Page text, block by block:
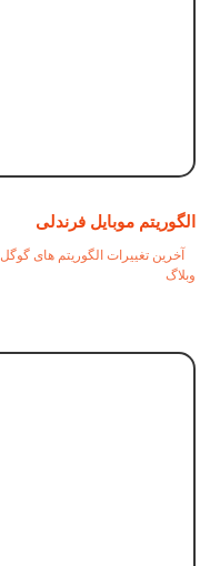
الگوریتم موبایل فرندلی
آخرین تغییرات الگوریتم های گوگل
وبلاگ